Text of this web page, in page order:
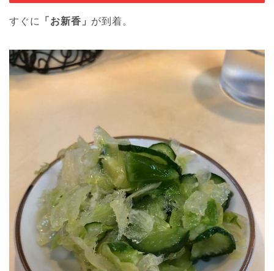
すぐに 「お新香」 が到着。